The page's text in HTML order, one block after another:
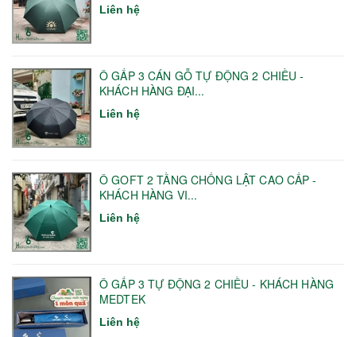
Liên hệ
Ô GẤP 3 CÁN GỖ TỰ ĐỘNG 2 CHIỀU -
KHÁCH HÀNG ĐẠI...
Liên hệ
Ô GOFT 2 TẦNG CHỐNG LẬT CAO CẤP -
KHÁCH HÀNG VI...
Liên hệ
Ô GẤP 3 TỰ ĐỘNG 2 CHIỀU - KHÁCH HÀNG
MEDTEK
Liên hệ